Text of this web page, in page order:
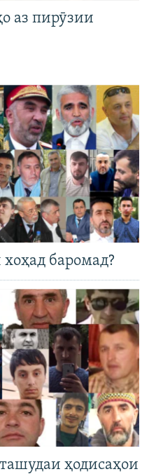
аз пирӯзии
баромад?
ҳодисаҳои